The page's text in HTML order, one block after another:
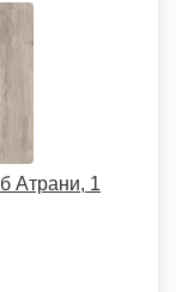
Атрани, 1